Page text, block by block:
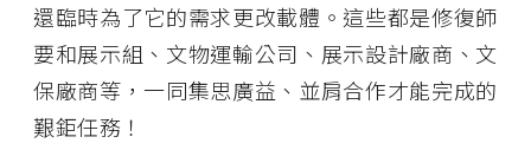
還臨時為了它的需求更改載體。這些都是修復師
要和展示組、文物運輸公司、展示設計廠商、文
保廠商等，一同集思廣益、並肩合作才能完成的
艱鉅任務！